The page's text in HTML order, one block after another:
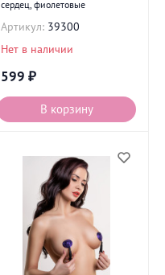
сердец, фиолетовые
Артикул: 39300
Нет в наличии
599 ₽
В корзину